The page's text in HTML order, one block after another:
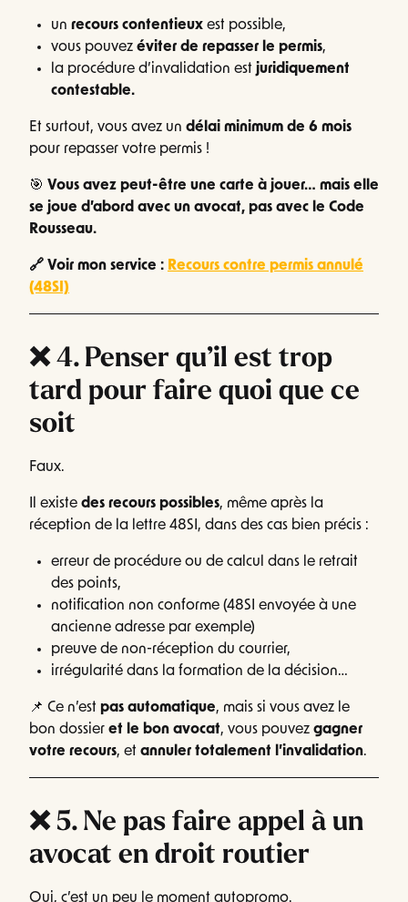
un recours contentieux est possible,
vous pouvez éviter de repasser le permis,
la procédure d’invalidation est juridiquement
contestable.
Et surtout, vous avez un délai minimum de 6 mois
pour repasser votre permis !
🎯 Vous avez peut-être une carte à jouer… mais elle
se joue d’abord avec un avocat, pas avec le Code
Rousseau.
🔗 Voir mon service : Recours contre permis annulé
(48SI)
❌ 4. Penser qu’il est trop
tard pour faire quoi que ce
soit
Faux.
Il existe des recours possibles, même après la
réception de la lettre 48SI, dans des cas bien précis :
erreur de procédure ou de calcul dans le retrait
des points,
notification non conforme (48SI envoyée à une
ancienne adresse par exemple)
preuve de non-réception du courrier,
irrégularité dans la formation de la décision…
📌 Ce n’est pas automatique, mais si vous avez le
bon dossier et le bon avocat, vous pouvez gagner
votre recours, et annuler totalement l’invalidation.
❌ 5. Ne pas faire appel à un
avocat en droit routier
Oui, c’est un peu le moment autopromo.